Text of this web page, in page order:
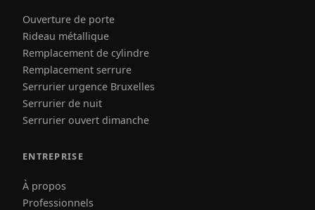
Ouverture de porte
Rideau métallique
Remplacement de cylindre
Remplacement serrure
Serrurier urgence Bruxelles
Serrurier de nuit
Serrurier ouvert dimanche
ENTREPRISE
À propos
Professionnels